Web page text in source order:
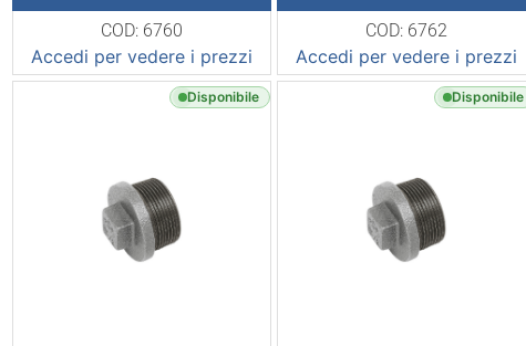
COD: 6760
Accedi per vedere i prezzi
COD: 6762
Accedi per vedere i prezzi
Disponibile Disponibile